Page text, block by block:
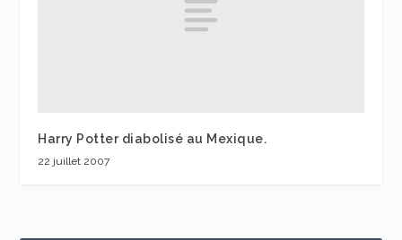
Harry Potter diabolisé au Mexique.
22 juillet 2007